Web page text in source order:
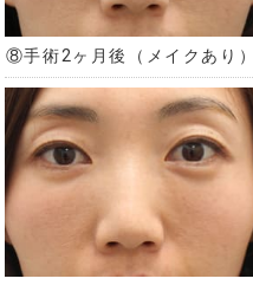
⑧手術2ヶ月後（メイクあり）